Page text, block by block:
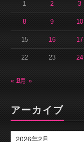
1 2 3
8 9 10
15 16 17
22 23 24
« 1月3月 »
アーカイブ
ー